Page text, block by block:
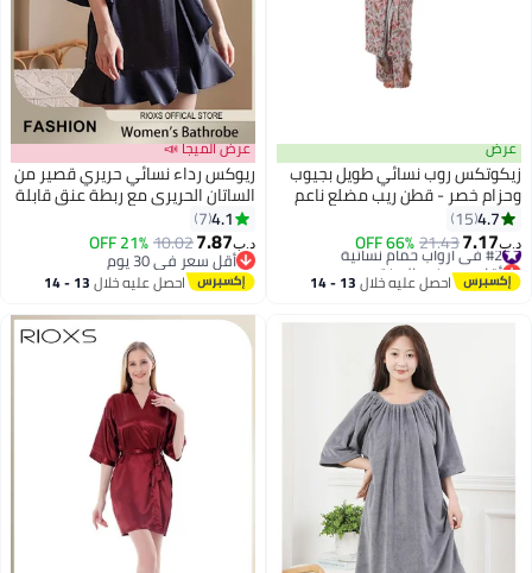
عرض
زيكوتكس روب نسائي طويل بجيوب
وحزام خصر - قطن ريب مضلع ناعم
بنقشة أوراق الشجر - رمادي مزهر.
4.7
15
د.ب‏7.17
21.43
66% OFF #2 في أرواب حمام نسائية
أقل سعر في السنة
#2 في أرواب حمام نسائية احصل عليه خلال 13 - 14
2
عرض الميجا 📣
ريوكس رداء نسائي حريري قصير من
الساتان الحريري مع ربطة عنق قابلة
كيمونو خفيف الوزن لطيف على
البشرة بطول فوق الركبة، ملابس
نوم مريحة وأنيقة، مثالي ليوم
اليومية والسبا
4.1
7
د.ب‏7.87
10.02
21% OFF
أقل سعر في 30 يوم
أقل سعر في 30 يوماحصل عليه خلال 13 - 14